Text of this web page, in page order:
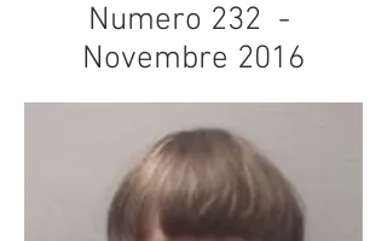
Numero 232 -
Novembre 2016